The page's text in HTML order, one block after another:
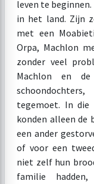
leven te
in het land. Zijn
met een
Orpa, Machlon
zonder veel
Machlon en
tegemoet. In die
konden alleen de
een ander
of voor een
niet zelf hun
familie